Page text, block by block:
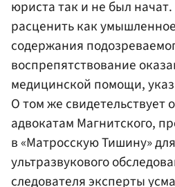
юриста так и не был
расценить как
содержания
воспрепятствование
медицинской помощи,
О том же свидетельствует
адвокатам Магнитского,
в «Матросскую Тишину»
ультразвукового
следователя эксперты